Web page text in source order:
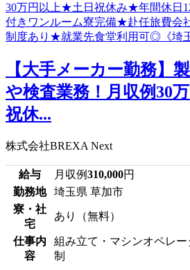
【大手メーカー勤務】
や検査業務！月収例30
祝休...
株式会社BREXA Next
給与 月収例310,000円
勤務地
埼玉県 草加市
寮・社
宅
あり（無料）
仕事内
容
組み立て・マシンオペレ
制